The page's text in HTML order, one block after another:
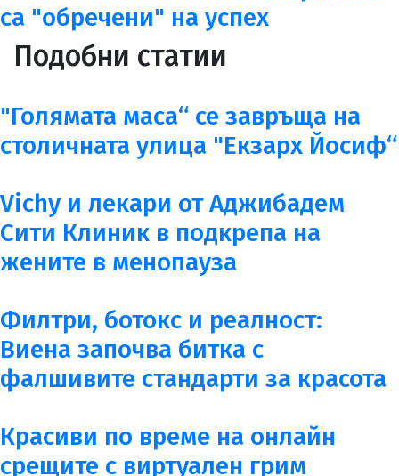
са "обречени" на успех
Подобни статии
"Голямата маса“ се завръща на
столичната улица "Екзарх Йосиф“
Vichy и лекари от Аджибадем
Сити Клиник в подкрепа на
жените в менопауза
Филтри, ботокс и реалност:
Виена започва битка с
фалшивите стандарти за красота
Красиви по време на онлайн
срещите с виртуален грим